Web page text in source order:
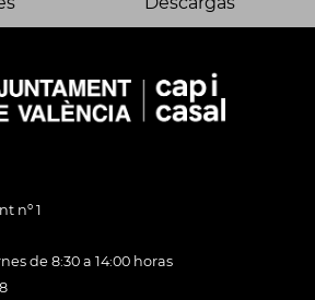
nº 1
de 8:30 a 14:00 horas